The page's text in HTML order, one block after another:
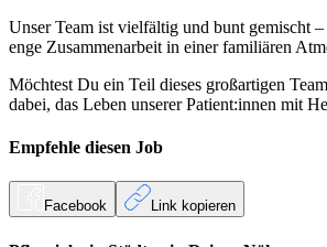
Unser Team ist vielfältig und bunt gemischt
enge Zusammenarbeit in einer familiären
Möchtest Du ein Teil dieses großartigen
dabei, das Leben unserer Patient:innen mit
Empfehle diesen Job
Facebook Link kopieren